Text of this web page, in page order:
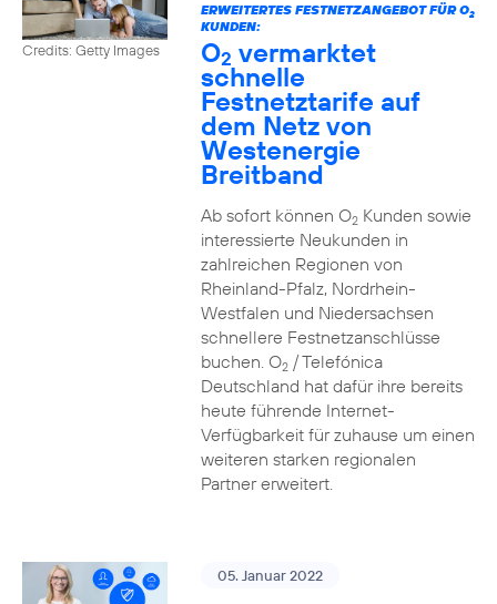
Credits: Getty Images
ERWEITERTES FESTNETZANGEBOT FÜR O2
KUNDEN:
O2 vermarktet
schnelle
Festnetztarife auf
dem Netz von
Westenergie
Breitband
Ab sofort können O2Kunden sowie
interessierte Neukunden in
zahlreichen Regionen von
Rheinland-Pfalz, Nordrhein-
Westfalen und Niedersachsen
schnellere Festnetzanschlüsse
buchen. O2/ Telefónica
Deutschland hat dafür ihre bereits
heute führende Internet-
Verfügbarkeit für zuhause um einen
weiteren starken regionalen
Partner erweitert.
05. Januar 2022